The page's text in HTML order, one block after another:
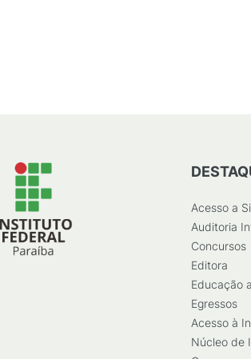
Acesso a
Auditoria
Concursos
Editora
Educação
Egressos
Acesso à
Núcleo de